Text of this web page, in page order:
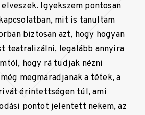
Igyekszem pontosan
mit is tanultam
biztosan azt, hogy hogyan
teatralizálni, legalább annyira
hogy rá tudjak nézni
megmaradjanak a tétek, a
érintettségen túl, ami
pontot jelentett nekem, az